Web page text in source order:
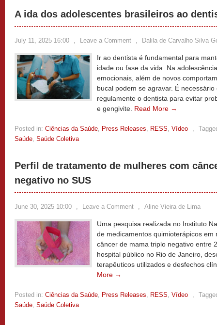
A ida dos adolescentes brasileiros ao
July 11, 2025 16:00 , Leave a Comment , Dalila de Carvalho Silva
Ir ao dentista é fundamental para
idade ou fase da vida. Na
emocionais, além de novos
bucal podem se agravar. É
regulamente o dentista para evitar
e gengivite. Read More →
Posted in: Ciências da Saúde, Press Releases, RESS, Vídeo ,
Saúde, Saúde Coletiva
Perfil de tratamento de mulheres com
negativo no SUS
June 30, 2025 10:00 , Leave a Comment , Aline Vieira de Lima
Uma pesquisa realizada no Instituto
de medicamentos quimioterápicos em
câncer de mama triplo negativo entre
hospital público no Rio de Janeiro,
terapêuticos utilizados e desfechos
More →
Posted in: Ciências da Saúde, Press Releases, RESS, Vídeo ,
Saúde, Saúde Coletiva